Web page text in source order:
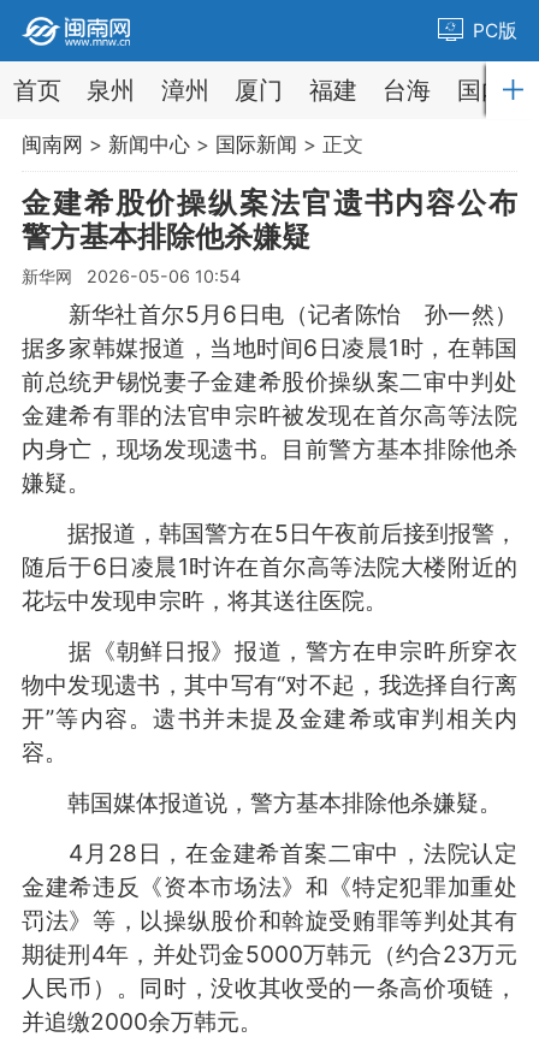
PC版
首页 泉州 漳州 厦门 福建 台海 国内
闽南网 > 新闻中心> 国际新闻 > 正文
金建希股价操纵案法官遗书内容公布
警方基本排除他杀嫌疑
新华网 2026-05-06 10:54
新华社首尔5月6日电（记者陈怡 孙一然）
据多家韩媒报道，当地时间6日凌晨1时，在韩国
前总统尹锡悦妻子金建希股价操纵案二审中判处
金建希有罪的法官申宗旿被发现在首尔高等法院
内身亡，现场发现遗书。目前警方基本排除他杀
嫌疑。
据报道，韩国警方在5日午夜前后接到报警，
随后于6日凌晨1时许在首尔高等法院大楼附近的
花坛中发现申宗旿，将其送往医院。
据《朝鲜日报》报道，警方在申宗旿所穿衣
物中发现遗书，其中写有“对不起，我选择自行离
开”等内容。遗书并未提及金建希或审判相关内
容。
韩国媒体报道说，警方基本排除他杀嫌疑。
4月28日，在金建希首案二审中，法院认定
金建希违反《资本市场法》和《特定犯罪加重处
罚法》等，以操纵股价和斡旋受贿罪等判处其有
期徒刑4年，并处罚金5000万韩元（约合23万元
人民币）。同时，没收其收受的一条高价项链，
并追缴2000余万韩元。